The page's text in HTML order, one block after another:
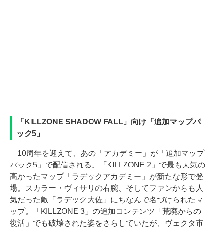
「KILLZONE SHADOW FALL」向け「追加マップパ
ック5」
10周年を迎えて、あの「アカデミー」が「追加マップ
パック5」で配信される。「KILLZONE 2」で最も人気の
高かったマップ「ラデックアカデミー」が新たな形で登
場。スカラー・ヴィサリの右腕、そしてファンからも人
気だった敵「ラデック大佐」にちなんで名づけられたマ
ップ。「KILLZONE 3」の追加コンテンツ「荒廃からの
復活」でも破壊された姿をさらしていたが、ヴェクタ市